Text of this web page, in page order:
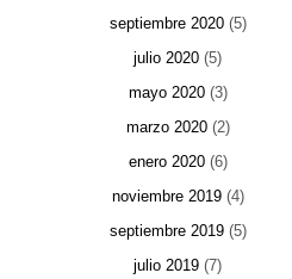
septiembre 2020(5)
julio 2020 (5)
mayo 2020(3)
marzo 2020(2)
enero 2020(6)
noviembre 2019(4)
septiembre 2019(5)
julio 2019 (7)